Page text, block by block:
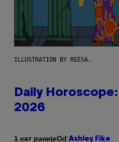
ILLUSTRATION BY REESA.
Daily
2026
1 сат ранијеOd Ashley Fike